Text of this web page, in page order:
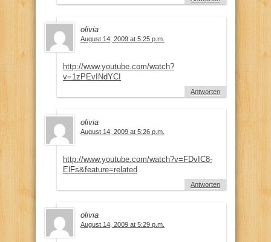
olivia
August 14, 2009 at 5:25 p.m.
http://www.youtube.com/watch?
v=1zPEvINdYCI
Antworten
olivia
August 14, 2009 at 5:26 p.m.
http://www.youtube.com/watch?v=FDvIC8-
ElFs&feature=related
Antworten
olivia
August 14, 2009 at 5:29 p.m.